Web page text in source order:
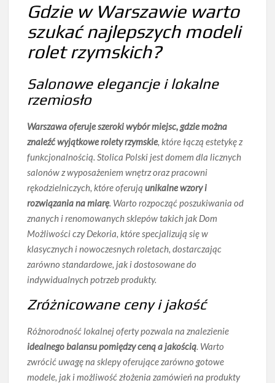
Gdzie w Warszawie warto
szukać najlepszych modeli
rolet rzymskich?
Salonowe elegancje i lokalne
rzemiosło
Warszawa oferuje szeroki wybór miejsc, gdzie można
znaleźć wyjątkowe rolety rzymskie, które łączą estetykę z
funkcjonalnością. Stolica Polski jest domem dla licznych
salonów z wyposażeniem wnętrz oraz pracowni
rękodzielniczych, które oferująunikalne wzory i
rozwiązania na miarę. Warto rozpocząć poszukiwania od
znanych i renomowanych sklepów takich jak Dom
Możliwości czy Dekoria, które specjalizują się w
klasycznych i nowoczesnych roletach, dostarczając
zarówno standardowe, jak idostosowane do
indywidualnych potrzebprodukty.
Zróżnicowane ceny i jakość
Różnorodność lokalnej oferty pozwala na znalezienie
idealnego balansu pomiędzy ceną a jakością. Warto
zwrócić uwagę na sklepy oferujące zarówno gotowe
modele, jak i możliwość złożenia zamówień na produkty